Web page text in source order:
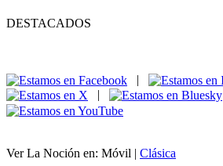
DESTACADOS
|
|
Ver La Noción en: Móvil | Clásica